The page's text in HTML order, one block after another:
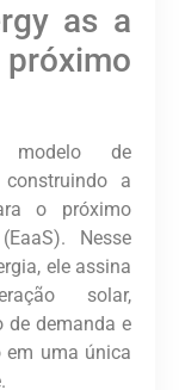
as a
modelo de
construindo a
o próximo
. Nesse
, ele assina
solar,
de demanda e
em uma única